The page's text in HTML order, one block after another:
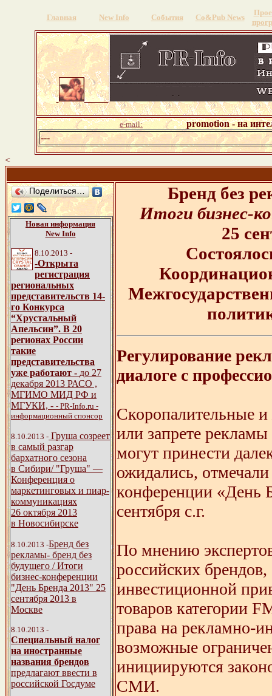
Главная New Info События Со&Pub News
e-mail:
promotion - на
---
<
Поделиться…
Новая информация
New Info
8.10.2013 -
-Открыта
регистрация
региональных
представительств 14-
го Конкурса
“Хрустальный
Апельсин”. В 20
регионах России
такие
представительства
уже работают - до 27
декабря 2013 РАСО ,
МГИМО МИД РФ и
МГУКИ, - - PR-Info.ru -
информационный спонсор
8.10.2013 - Груша созреет
в самый разгар
бархатного сезона
в Сибири/ "Груша" —
Конференция о
маркетинговых и пиар-
коммуникациях
26 октября 2013
в Новосибирске
8.10.2013 -Бренд без
рекламы- бренд без
будущего / Итоги
бизнес-конференции
"День Бренда 2013" 25
сентября 2013 в
Москве
8.10.2013 -
Специальный налог
на иностранные
названия брендов
предлагают ввести в
российской Госдуме
Бренд без
Итоги бизнес-
25
Регулирование
диалоге с
Скоропалительные
или запрете
могут принести
ожидались,
конференции «День
сентября с.г.
По мнению
российских
инвестиционной
товаров категории
права на рекламно-
возможные
инициируются
СМИ.